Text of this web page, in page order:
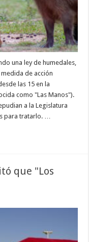
una ley de humedales,
de acción
las 15 en la
como "Las Manos").
a la Legislatura
para tratarlo. …
que "Los